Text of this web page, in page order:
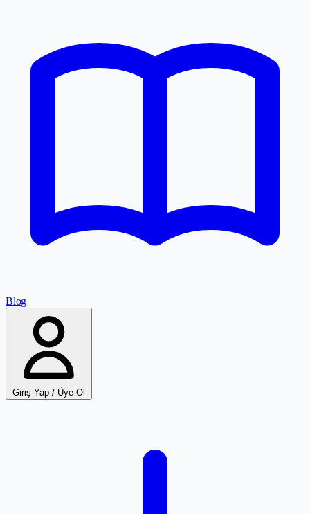
Blog
Giriş Yap / Üye Ol